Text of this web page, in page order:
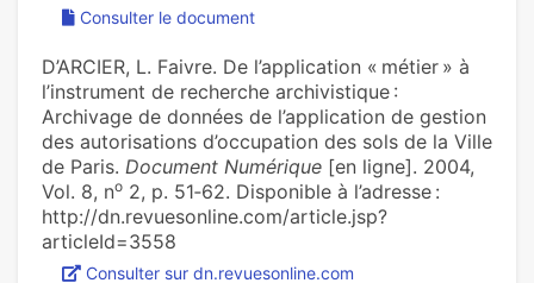
Consulter le document
D’ARCIER, L. Faivre. De l’application « métier » à
l’instrument de recherche archivistique :
Archivage de données de l’application de gestion
des autorisations d’occupation des sols de la Ville
de Paris. Document Numérique [en ligne]. 2004,
Vol. 8, no 2, p. 51‑62. Disponible à l’adresse :
http://dn.revuesonline.com/article.jsp?
articleId=3558
Consulter sur dn.revuesonline.com